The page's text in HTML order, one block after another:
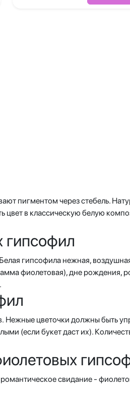
пигментом через стебель.
цвет в классическую белую
гипсофил
гипсофила нежная,
фиолетовая), дне рождения,
Нежные цветочки должны быть
(если букет даст их).
свидание -